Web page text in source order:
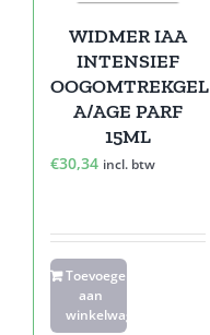
WIDMER IAA
INTENSIEF
OOGOMTREKGEL
A/AGE PARF
15ML
€30,34 incl. btw
Toevoegen
aan
winkelwagen